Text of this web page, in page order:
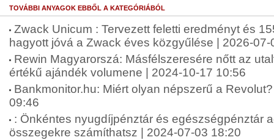
TOVÁBBI ANYAGOK EBBŐL A KATEGÓRIÁBÓL
Zwack Unicum : Tervezett feletti eredményt és
hagyott jóvá a Zwack éves közgyűlése | 2026-07-
Rewin Magyarorszá: Másfélszeresére nőtt az
értékű ajándék volumene | 2024-10-17 10:56
Bankmonitor.hu: Miért olyan népszerű a
09:46
: Önkéntes nyugdíjpénztár és egészségpénztár
összegekre számíthatsz | 2024-07-03 18:20